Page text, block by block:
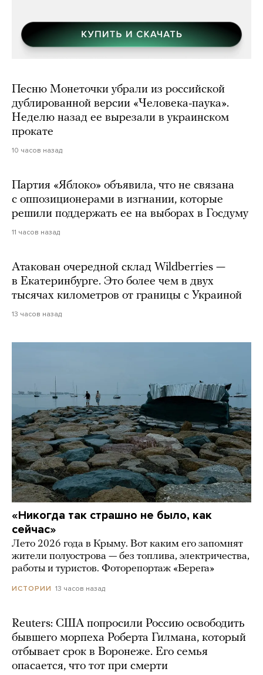
Песню Монеточки убрали из российской
дублированной версии «Человека-паука».
Неделю назад ее вырезали в украинском
прокате
10 часов назад
Партия «Яблоко» объявила, что не связана
с оппозиционерами в изгнании, которые
решили поддержать ее на выборах в Госдуму
11 часов назад
Атакован очередной склад Wildberries —
в Екатеринбурге. Это более чем в двух
тысячах километров от границы с Украиной
13 часов назад
«Никогда так страшно не было, как
сейчас»
Лето 2026 года в Крыму. Вот каким его запомнят
жители полуострова — без топлива, электричества,
работы и туристов. Фоторепортаж «Берега»
ИСТОРИИ 13 часов назад
Reuters: США попросили Россию освободить
бывшего морпеха Роберта Гилмана, который
отбывает срок в Воронеже. Его семья
опасается, что тот при смерти